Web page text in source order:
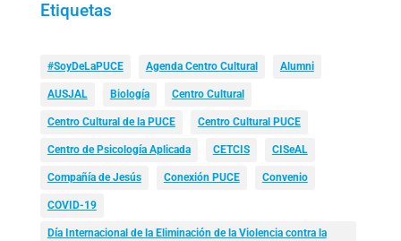
Etiquetas
#SoyDeLaPUCE Agenda Centro Cultural Alumni
AUSJAL Biología Centro Cultural
Centro Cultural de la PUCE Centro Cultural PUCE
Centro de Psicología Aplicada CETCIS CISeAL
Compañía de Jesús Conexión PUCE Convenio
COVID-19
Día Internacional de la Eliminación de la Violencia contra la